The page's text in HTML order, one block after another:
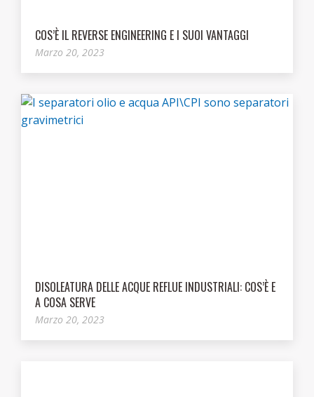
COS’È IL REVERSE ENGINEERING E I SUOI VANTAGGI
Marzo 20, 2023
DISOLEATURA DELLE ACQUE REFLUE INDUSTRIALI: COS’È E
A COSA SERVE
Marzo 20, 2023